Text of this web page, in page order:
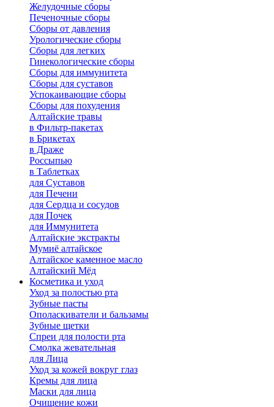
Желудочные сборы
Печеночные сборы
Сборы от давления
Урологические сборы
Сборы для легких
Гинекологические сборы
Сборы для иммунитета
Сборы для суставов
Успокаивающие сборы
Сборы для похудения
Алтайские травы
в Фильтр-пакетах
в Брикетах
в Драже
Россыпью
в Таблетках
для Cуставов
для Печени
для Сердца и сосудов
для Почек
для Иммунитета
Алтайские экстракты
Мумиё алтайское
Алтайское каменное масло
Алтайский Мёд
Косметика и уход
Уход за полостью рта
Зубные пасты
Ополаскиватели и бальзамы
Зубные щетки
Спреи для полости рта
Смолка жевательная
для Лица
Уход за кожей вокруг глаз
Кремы для лица
Маски для лица
Очищение кожи